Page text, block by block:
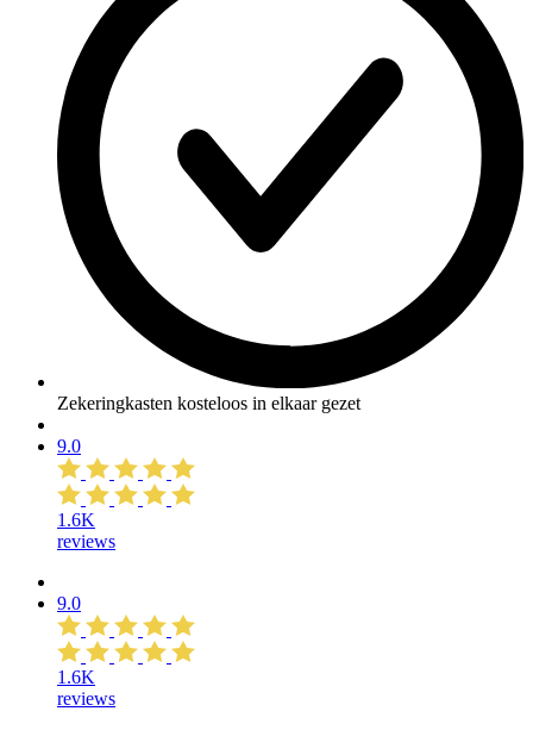
Zekeringkasten kosteloos in elkaar gezet
9.0
1.6K
reviews
9.0
1.6K
reviews